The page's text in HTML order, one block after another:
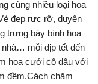
cùng nhiều loại hoa
đẹp rực rỡ, duyên
trưng bày bình hoa
mỗi dịp tết đến
hoa cưới cô dâu với
đềm.Cách chăm